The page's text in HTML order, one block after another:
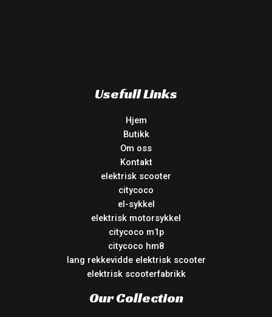
Usefull Links
Hjem
Butikk
Om oss
Kontakt
elektrisk scooter
citycoco
el-sykkel
elektrisk motorsykkel
citycoco m1p
citycoco hm8
lang rekkevidde elektrisk scooter
elektrisk scooterfabrikk
Our Collection